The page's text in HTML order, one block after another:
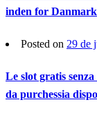
inden for Danmark
Posted on 29 de
Le slot gratis
da purchessia